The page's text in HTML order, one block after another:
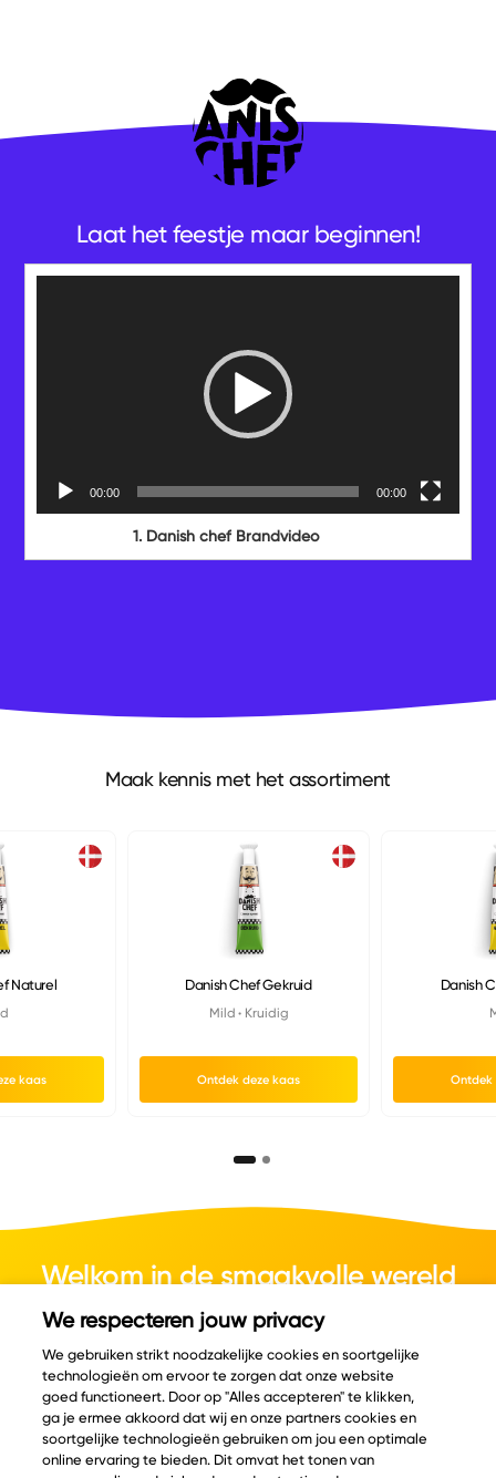
Laat het feestje maar beginnen!
00:00 00:00
1. Danish chef Brandvideo
Maak kennis met het assortiment
Naturel
kaas
Danish Chef Gekruid
Mild Kruidig
Ontdek deze kaas
Danish
Ontdek
Welkom in de smaakvolle wereld
van kaas.
© Copyright 2026 Velder
We respecteren jouw privacy
We gebruiken strikt noodzakelijke cookies en soortgelijke
technologieën om ervoor te zorgen dat onze website
goed functioneert. Door op "Alles accepteren" te klikken,
ga je ermee akkoord dat wij en onze partners cookies en
soortgelijke technologieën gebruiken om jou een optimale
online ervaring te bieden. Dit omvat het tonen van